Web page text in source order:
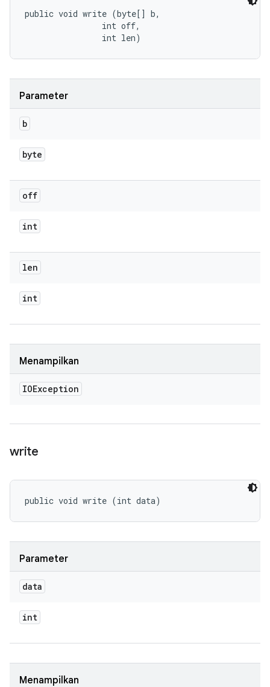
public void write (byte[] b,
                int off,
                int len)
Parameter
b
byte
off
int
len
int
Menampilkan
IOException
write
public void write (int data)
Parameter
data
int
Menampilkan